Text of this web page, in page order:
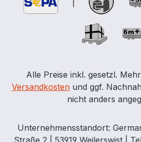
Alle Preise inkl. gesetzl.
Versandkostenund ggf.
nicht anders
Unternehmensstandort: